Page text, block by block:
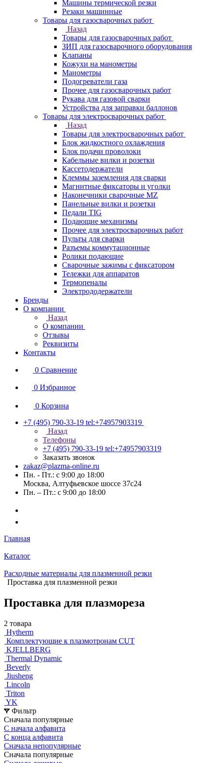
Машины термической резки
Резаки машинные
Товары для газосварочных работ
Назад
Товары для газосварочных работ
ЗИП для газосварочного оборудования
Клапаны
Кожухи на манометры
Манометры
Подогреватели газа
Прочее для газосварочных работ
Рукава для газовой сварки
Устройства для заправки баллонов
Товары для электросварочных работ
Назад
Товары для электросварочных работ
Блок жидкостного охлаждения
Блок подачи проволоки
Кабельные вилки и розетки
Кассетодержатели
Клеммы заземления для сварки
Магнитные фиксаторы и уголки
Наконечники сварочные MZ
Панельные вилки и розетки
Педали TIG
Подающие механизмы
Прочее для электросварочных работ
Пульты для сварки
Разъемы коммутационные
Ролики подающие
Сварочные зажимы с фиксатором
Тележки для аппаратов
Термопеналы
Электрододержатели
Бренды
О компании
Назад
О компании
Отзывы
Реквизиты
Контакты
0 Сравнение
0 Избранное
0 Корзина
+7 (495) 790-33-19 tel:+74957903319
Назад
Телефоны
+7 (495) 790-33-19 tel:+74957903319
Заказать звонок
zakaz@plazma-online.ru
Пн. - Пт.: с 9:00 до 18:00
Москва, Алтуфьевское шоссе 37с24
Пн. – Пт.: с 9:00 до 18:00
Главная
Каталог
Расходные материалы для плазменной резки
Проставка для плазменной резки
Проставка для плазмореза
2 товара
Hytherm
Комплектующие к плазмотронам CUT
KJELLBERG
Thermal Dynamic
Beverly
Jiusheng
Lincoln
Triton
YK
Фильтр
Сначала популярные
С начала алфавита
С конца алфавита
Сначала непопулярные
Сначала популярные